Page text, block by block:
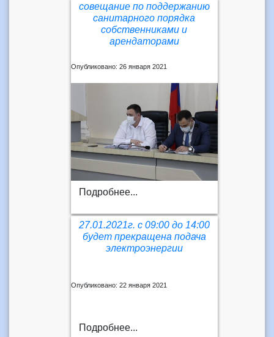
совещание по поддержанию
санитарного порядка
собственниками и
арендаторами
Опубликовано: 26 января 2021
Подробнее...
27.01.2021г. с 09:00 до 14:00
будет прекращена подача
электроэнергии
Опубликовано: 22 января 2021
Подробнее...